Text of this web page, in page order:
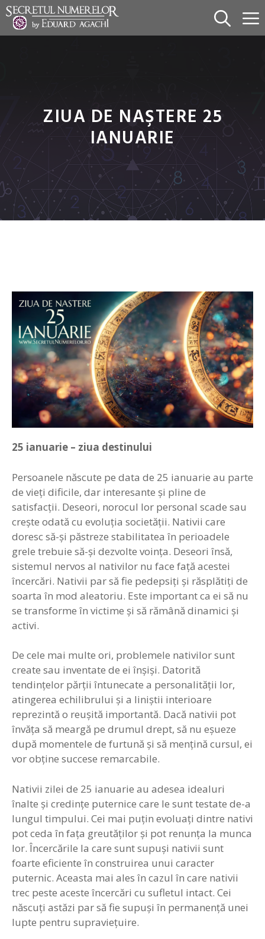
Sari
conținut
ZIUA DE NAŞTERE 25
IANUARIE
25 ianuarie – ziua destinului
Persoanele născute pe data de 25 ianuarie au parte
de vieţi dificile, dar interesante şi pline de
satisfacţii. Deseori, norocul lor personal scade sau
creşte odată cu evoluţia societăţii. Nativii care
doresc să-şi păstreze stabilitatea în perioadele
grele trebuie să-şi dezvolte voinţa. Deseori însă,
sistemul nervos al nativilor nu face faţă acestei
încercări. Nativii par să fie pedepsiţi şi răsplătiţi de
soarta în mod aleatoriu. Este important ca ei să nu
se transforme în victime şi să rămână dinamici şi
activi.
De cele mai multe ori, problemele nativilor sunt
create sau inventate de ei înşişi. Datorită
tendinţelor părţii întunecate a personalităţii lor,
atingerea echilibrului şi a liniştii interioare
reprezintă o reuşită importantă. Dacă nativii pot
învăţa să meargă pe drumul drept, să nu eşueze
după momentele de furtună şi să menţină cursul, ei
vor obţine succese remarcabile.
Nativii zilei de 25 ianuarie au adesea idealuri
înalte şi credinţe puternice care le sunt testate de-a
lungul timpului. Cei mai puţin evoluaţi dintre nativi
pot ceda în faţa greutăţilor şi pot renunţa la munca
lor. Încercările la care sunt supuşi nativii sunt
foarte eficiente în construirea unui caracter
puternic. Aceasta mai ales în cazul în care nativii
trec peste aceste încercări cu sufletul intact. Cei
născuţi astăzi par să fie supuşi în permanenţă unei
lupte pentru supravieţuire.